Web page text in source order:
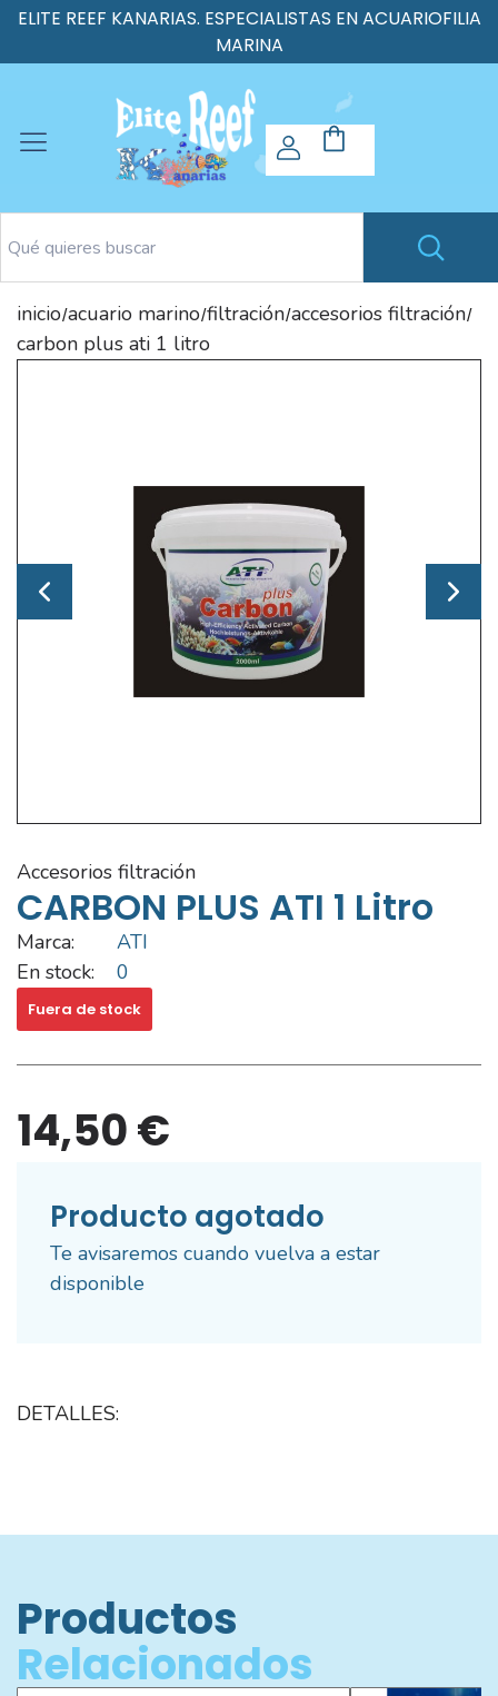
ELITE REEF KANARIAS. ESPECIALISTAS EN ACUARIOFILIA
MARINA
inicio/acuario marino/filtración/accesorios filtración/
carbon plus ati 1 litro
accesorios filtración
CARBON PLUS ATI 1 Litro
Marca:
ATI
En stock:
0
Fuera de stock
14,50 €
Producto agotado
Te avisaremos cuando vuelva a estar
disponible
DETALLES:
Productos
Relacionados